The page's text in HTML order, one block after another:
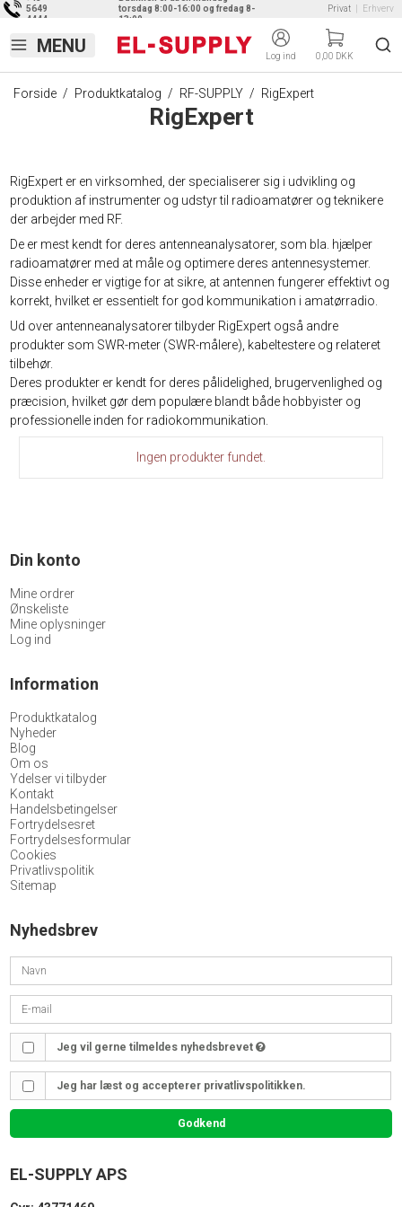
5649
4444
torsdag 8:00-16:00 og fredag 8-
13:00
Privat Erhverv
Log ind 0,00 DKK
Forside / Produktkatalog / RF-SUPPLY / RigExpert
RigExpert
RigExpert er en virksomhed, der specialiserer sig i udvikling og
produktion af instrumenter og udstyr til radioamatører og teknikere
der arbejder med RF.
De er mest kendt for deres antenneanalysatorer, som bla. hjælper
radioamatører med at måle og optimere deres antennesystemer.
Disse enheder er vigtige for at sikre, at antennen fungerer effektivt og
korrekt, hvilket er essentielt for god kommunikation i amatørradio.
Ud over antenneanalysatorer tilbyder RigExpert også andre
produkter som SWR-meter (SWR-målere), kabeltestere og relateret
tilbehør.
Deres produkter er kendt for deres pålidelighed, brugervenlighed og
præcision, hvilket gør dem populære blandt både hobbyister og
professionelle inden for radiokommunikation.
Ingen produkter fundet.
Din konto
Mine ordrer
Ønskeliste
Mine oplysninger
Log ind
Information
Produktkatalog
Nyheder
Blog
Om os
Ydelser vi tilbyder
Kontakt
Handelsbetingelser
Fortrydelsesret
Fortrydelsesformular
Cookies
Privatlivspolitik
Sitemap
Nyhedsbrev
Jeg vil gerne tilmeldes nyhedsbrevet
Jeg har læst og accepterer privatlivspolitikken.
Godkend
EL-SUPPLY APS